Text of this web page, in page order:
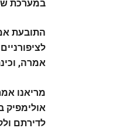
במערכת
אמרה,
מריאנו
אולימפיק
לדירתם